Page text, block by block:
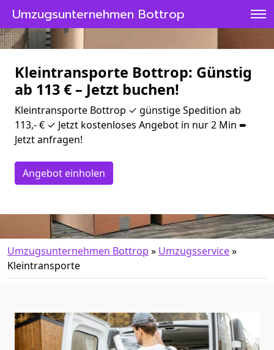
Umzugsunternehmen Bottrop
Kleintransporte Bottrop: Günstig
ab 113 € – Jetzt buchen!
Kleintransporte Bottrop ✓ günstige Spedition ab
113,- € ✓ Jetzt kostenloses Angebot in nur 2 Min ➨
Jetzt anfragen!
Angebot einholen
Umzugsunternehmen Bottrop » Umzugsservice»
Kleintransporte